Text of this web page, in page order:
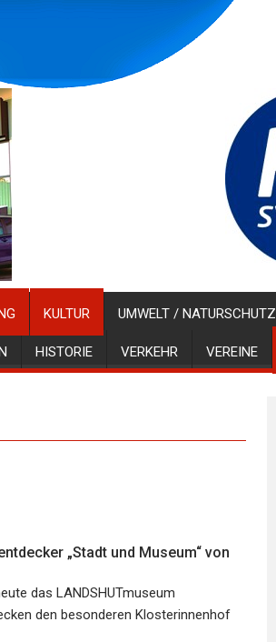
KULTUR UMWELT / NATURSCHUTZ
HISTORIE VERKEHR VEREINE
„Stadt und Museum“ von
das LANDSHUTmuseum
den besonderen Klosterinnenhof